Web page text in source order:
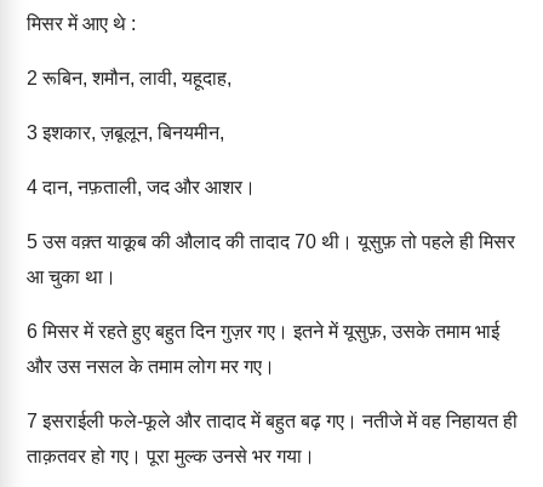
मिसर में आए थे :
2 रूबिन, शमौन, लावी, यहूदाह,
3इशकार, ज़बूलून, बिनयमीन,
4दान, नफ़ताली, जद और आशर।
5उस वक़्त याक़ूब की औलाद की तादाद 70 थी। यूसुफ़ तो पहले ही मिसर
आ चुका था।
6मिसर में रहते हुए बहुत दिन गुज़र गए। इतने में यूसुफ़, उसके तमाम भाई
और उस नसल के तमाम लोग मर गए।
7 इसराईली फले-फूले और तादाद में बहुत बढ़ गए। नतीजे में वह निहायत ही
ताक़तवर हो गए। पूरा मुल्क उनसे भर गया।